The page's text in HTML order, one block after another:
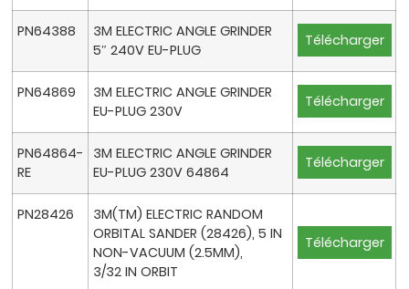
PN64388
3M ELECTRIC ANGLE GRINDER
5″ 240V EU-PLUG
Télécharger
PN64869
3M ELECTRIC ANGLE GRINDER
EU-PLUG 230V
Télécharger
PN64864-
RE
3M ELECTRIC ANGLE GRINDER
EU-PLUG 230V 64864
Télécharger
PN28426
3M(TM) ELECTRIC RANDOM
ORBITAL SANDER (28426), 5 IN
NON-VACUUM (2.5MM),
3/32 IN ORBIT
Télécharger